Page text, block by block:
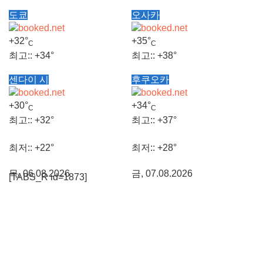
도쿄
+32°C
최고:: +34°
최저::+25°
금, 07.08.2026
오사카
+35°C
최고:: +38°
최저::+29°
금, 07.08.2026
센다이 시
+30°C
최고:: +32°
최저:: +22°
목, 06.08.2026
후쿠오카
+34°C
최고:: +37°
최저:: +28°
금, 07.08.2026
[TABS_R id=1873]